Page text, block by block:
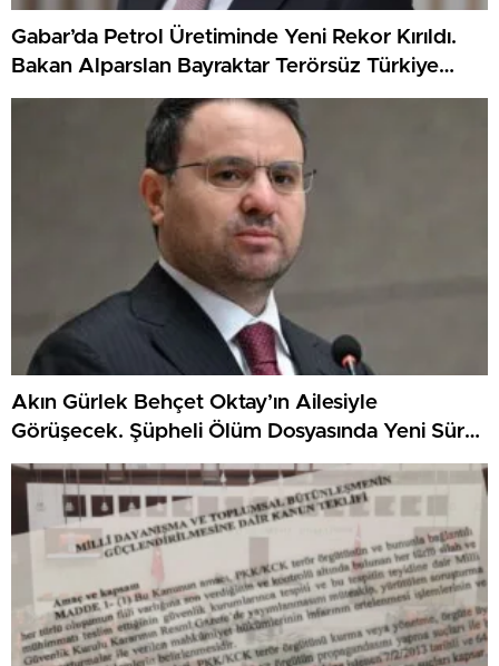
Gabar’da Petrol Üretiminde Yeni Rekor Kırıldı.
Bakan Alparslan Bayraktar Terörsüz Türkiye
Vurgusu Yaptı
Akın Gürlek Behçet Oktay’ın Ailesiyle
Görüşecek. Şüpheli Ölüm Dosyasında Yeni Süreç
Bekleniyor